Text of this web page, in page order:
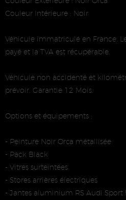
Couleur Intérieure : Noir
Véhicule immatriculé en France.
payé et la TVA est récupérable.
Véhicule non accidenté et
prévoir. Garantie 12 Mois.
Options et équipements :
- Peinture Noir Orca métallisée
- Pack Black
- Vitres surteintées
- Stores arrières électriques
- Jantes aluminium RS Audi Sport